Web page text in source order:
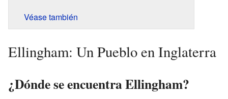
Véase también
Ellingham: Un Pueblo en Inglaterra
¿Dónde se encuentra Ellingham?